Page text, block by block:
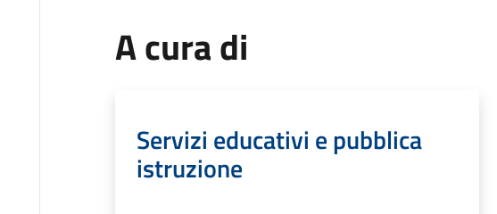
A cura di
Servizi educativi e pubblica
istruzione